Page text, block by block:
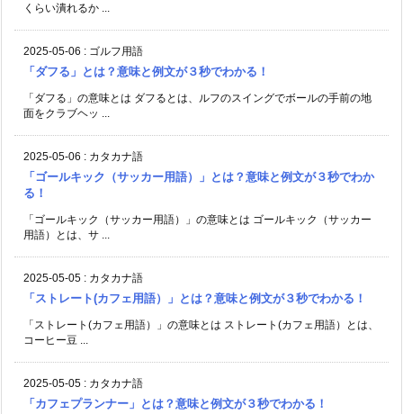
くらい潰れるか ...
2025-05-06 : ゴルフ用語
「ダフる」とは？意味と例文が３秒でわかる！
「ダフる」の意味とは ダフるとは、ルフのスイングでボールの手前の地
面をクラブヘッ ...
2025-05-06 : カタカナ語
「ゴールキック（サッカー用語）」とは？意味と例文が３秒でわか
る！
「ゴールキック（サッカー用語）」の意味とは ゴールキック（サッカー
用語）とは、サ ...
2025-05-05 : カタカナ語
「ストレート(カフェ用語）」とは？意味と例文が３秒でわかる！
「ストレート(カフェ用語）」の意味とは ストレート(カフェ用語）とは、
コーヒー豆 ...
2025-05-05 : カタカナ語
「カフェプランナー」とは？意味と例文が３秒でわかる！